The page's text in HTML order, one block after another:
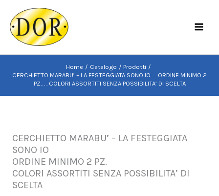
contenuto
Home Catalogo
Prodotti
CERCHIETTO MARABU’ – LA FESTEGGIATA SONO IO. . . ORDINE MINIMO 2
PZ.. . . COLORI ASSORTITI SENZA POSSIBILITA’ DI SCELTA
CERCHIETTO MARABU’ – LA FESTEGGIATA
SONO IO
ORDINE MINIMO 2 PZ.
COLORI ASSORTITI SENZA POSSIBILITA’ DI
SCELTA